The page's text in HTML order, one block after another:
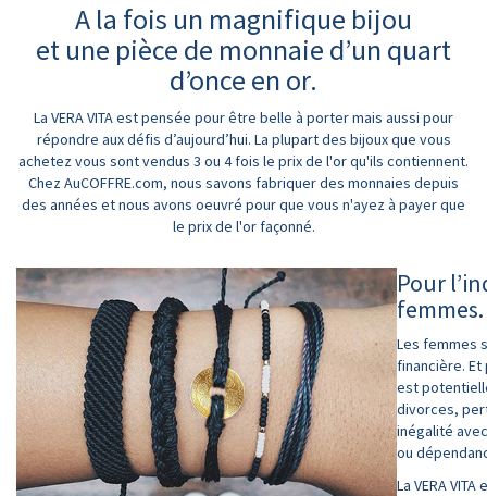
A la fois un magnifique bijou
et une pièce de monnaie d’un quart
d’once en or.
La VERA VITA est pensée pour être belle à porter mais aussi pour
répondre aux défis d’aujourd’hui. La plupart des bijoux que vous
achetez vous sont vendus 3 ou 4 fois le prix de l'or qu'ils contiennent.
Chez AuCOFFRE.com, nous savons fabriquer des monnaies depuis
des années et nous avons oeuvré pour que vous n'ayez à payer que
le prix de l'or façonné.
Pour
femmes.
Les femmes
financière.
est
divorces,
inégalité
ou
La VERA